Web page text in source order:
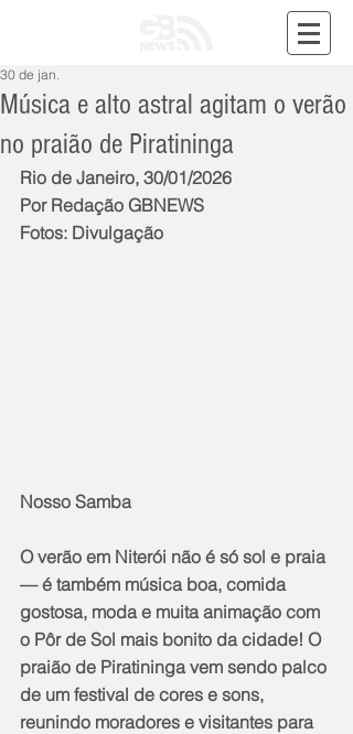
Música e alto astral agitam o verão
no praião de Piratininga
30 de jan.
Rio de Janeiro, 30/01/2026
Por Redação GBNEWS
Fotos: Divulgação
Nosso Samba
O verão em Niterói não é só sol e praia
— é também música boa, comida
gostosa, moda e muita animação com
o Pôr de Sol mais bonito da cidade! O
praião de Piratininga vem sendo palco
de um festival de cores e sons,
reunindo moradores e visitantes para